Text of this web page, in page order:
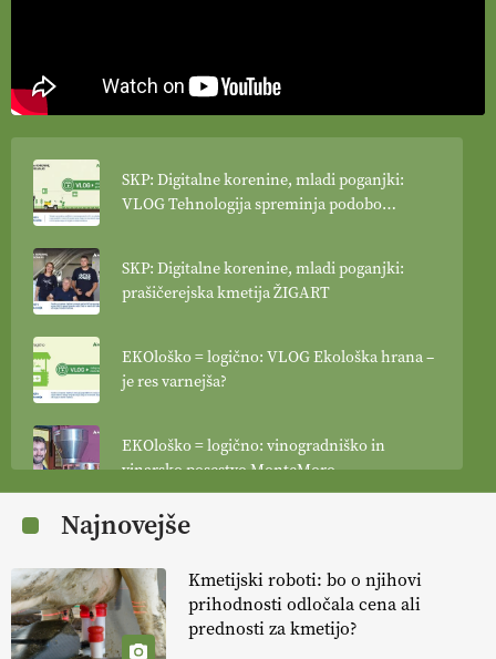
SKP: Digitalne korenine, mladi poganjki:
VLOG Tehnologija spreminja podobo
SKP: Digitalne korenine, mladi poganjki:
prašičerejska kmetija ŽIGART
EKOloško = logično: VLOG Ekološka hrana –
je res varnejša?
EKOloško = logično: vinogradniško in
vinarsko posestvo MonteMoro
EKOloško = logično: ekološka kmetija
EKOloško = logično: ekološka kmetija
HOMAR
Najnovejše
Kmetijski roboti: bo o njihovi
prihodnosti odločala cena ali
prednosti za kmetijo?